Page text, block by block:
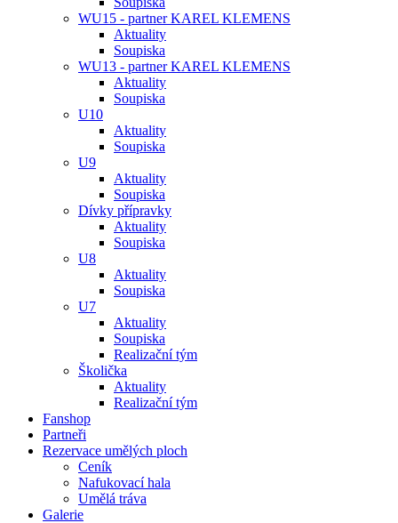
WU15 - partner KAREL KLEMENS
Aktuality
Soupiska
WU13 - partner KAREL KLEMENS
Aktuality
Soupiska
U10
Aktuality
Soupiska
U9
Aktuality
Soupiska
Dívky přípravky
Aktuality
Soupiska
U8
Aktuality
Soupiska
U7
Aktuality
Soupiska
Realizační tým
Školička
Aktuality
Realizační tým
Fanshop
Partneři
Rezervace umělých ploch
Ceník
Nafukovací hala
Umělá tráva
Galerie